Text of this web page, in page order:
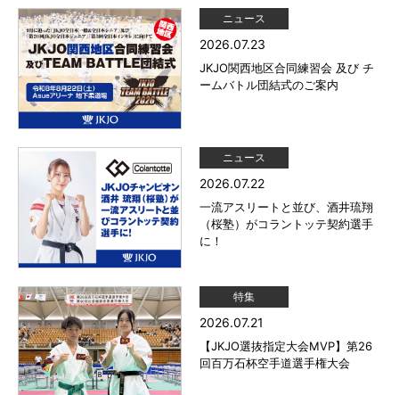
ニュース
2026.07.23
JKJO関西地区合同練習会 及び チ
ームバトル団結式のご案内
ニュース
2026.07.22
一流アスリートと並び、酒井琉翔
（桜塾）がコラントッテ契約選手
に！
特集
2026.07.21
【JKJO選抜指定大会MVP】第26
回百万石杯空手道選手権大会